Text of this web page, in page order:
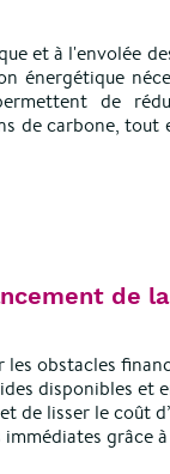
et à l'envolée
énergétique
de
de carbone,
de
les obstacles
disponibles et
de lisser le coût
immédiates grâce